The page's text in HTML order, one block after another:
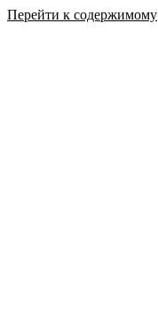
Перейти к содержимому